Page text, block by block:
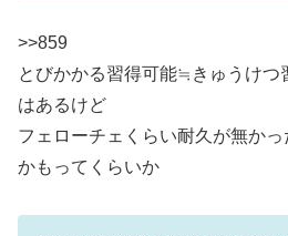
>>859
とびかかる習得可能≒きゅうけつ
はあるけど
フェローチェくらい耐久が無か
かもってくらいか